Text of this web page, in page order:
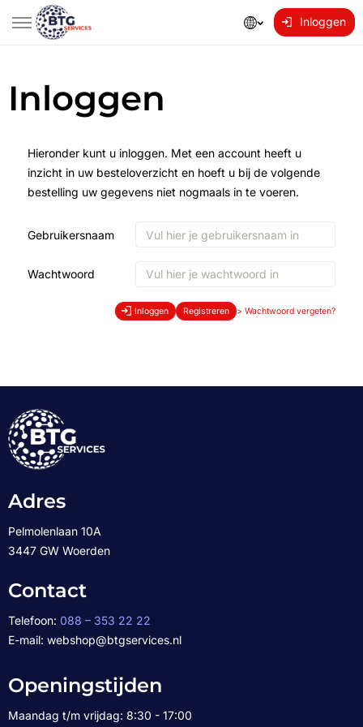
Inloggen
Inloggen
Hieronder kunt u inloggen. Met een account heeft u
inzicht in uw besteloverzicht en hoeft u bij de volgende
bestelling uw gegevens niet nogmaals in te voeren.
Gebruikersnaam
Wachtwoord
Inloggen Registreren > Wachtwoord vergeten?
Adres
Pelmolenlaan 10A
3447 GW Woerden
Contact
Telefoon: 088 – 353 22 22
E-mail: webshop@btgservices.nl
Openingstijden
Maandag t/m vrijdag: 8:30 - 17:00